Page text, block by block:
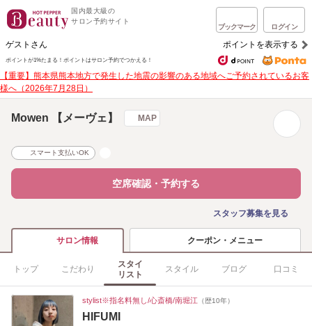
国内最大級の
サロン予約サイト
ブックマーク ログイン
ゲストさん ポイントを表示する
ポイントが1%たまる！ ポイントはサロン予約でつかえる！
【重要】熊本県熊本地方で発生した地震の影響のある地域へご予約されているお客
様へ（2026年7月28日）
Mowen 【メーヴェ】 MAP
スマート支払いOK
空席確認・予約する
スタッフ募集を見る
サロン情報 クーポン・メニュー
トップ こだわり
スタイ
リスト
スタイル ブログ 口コミ
stylist※指名料無し/心斎橋/南堀江 （歴10年）
HIFUMI